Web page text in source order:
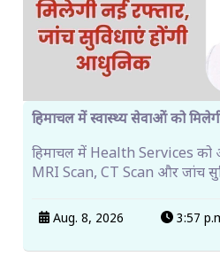
हिमाचल में स्वास्थ्य सेवाओं को
हिमाचल में Health Services को
MRI Scan, CT Scan और जांच
Aug. 8, 2026 3:57